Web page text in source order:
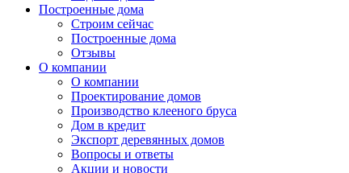
Построенные дома
Строим сейчас
Построенные дома
Отзывы
О компании
О компании
Проектирование домов
Производство клееного бруса
Дом в кредит
Экспорт деревянных домов
Вопросы и ответы
Акции и новости